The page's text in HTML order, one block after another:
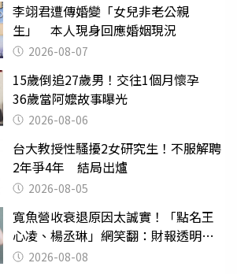
李翊君遭傳婚變「女兒非老公親
生」 本人現身回應婚姻現況
2026-08-07
15歲倒追27歲男！交往1個月懷孕
36歲當阿嬤故事曝光
2026-08-06
台大教授性騷擾2女研究生！不服解聘
2年爭4年 結局出爐
2026-08-05
寬魚營收衰退原因太誠實！「點名王
心凌、楊丞琳」網笑翻：財報透明度
滿分2026-08-08